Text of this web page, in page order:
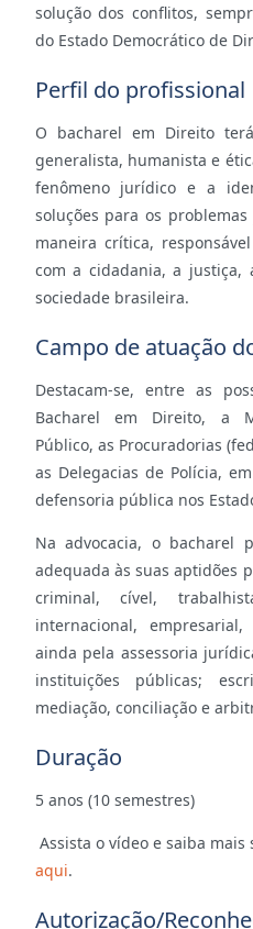
solução dos conflitos,
do Estado Democrático de
Perfil do profissional
O bacharel em Direito
generalista, humanista e
fenômeno jurídico e a
soluções para os
maneira crítica,
com a cidadania, a
sociedade brasileira.
Campo de atuação
Destacam-se, entre as
Bacharel em Direito, a
Público, as Procuradorias
as Delegacias de Polícia,
defensoria pública nos
Na advocacia, o bacharel
adequada às suas aptidões
criminal, cível,
internacional,
ainda pela assessoria
instituições públicas;
mediação, conciliação e
Duração
5 anos (10 semestres)
Assista o vídeo e saiba mais
aqui.
Autorização/